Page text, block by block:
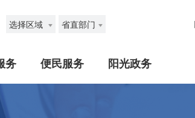
选择区域 省直部门
务 便民服务 阳光政务